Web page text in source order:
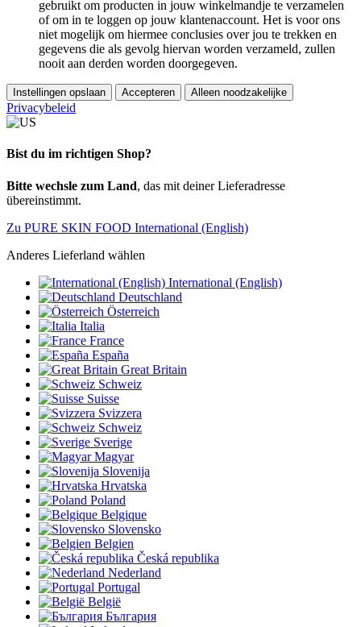
gebruikt om producten in jouw winkelmandje te verzamelen
of om in te loggen op jouw klantenaccount. Het is voor ons
niet mogelijk om hiermee conclusies over jou te trekken en
gegevens die als gevolg hiervan worden verzameld, zullen
nooit aan derden worden doorgegeven.
Instellingen opslaan Accepteren Alleen noodzakelijke
Privacybeleid
Bist du im richtigen Shop?
Bitte wechsle zum Land, das mit deiner Lieferadresse
übereinstimmt.
Zu PURE SKIN FOOD International (English)
Anderes Lieferland wählen
International (English)
Deutschland
Österreich
Italia
France
España
Great Britain
Schweiz
Suisse
Svizzera
Schweiz
Sverige
Magyar
Slovenija
Hrvatska
Poland
Belgique
Slovensko
Belgien
Česká republika
Nederland
Portugal
België
България